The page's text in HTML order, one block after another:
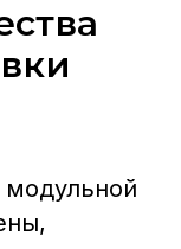
модульной